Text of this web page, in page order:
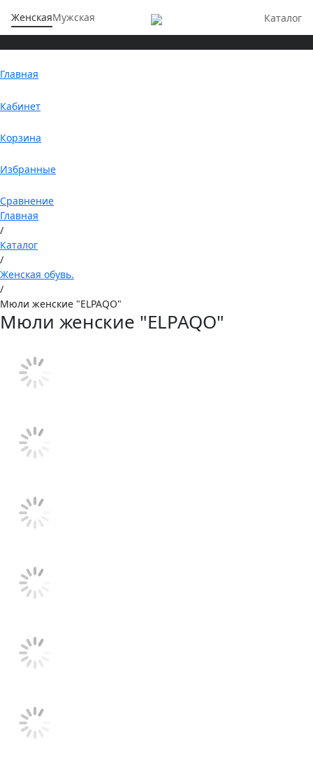
ЖенскаяМужская Каталог
Главная
Кабинет
Корзина
Избранные
Сравнение
Главная
/
Каталог
/
Женская обувь.
/
Мюли женские "ELPAQO"
Мюли женские "ELPAQO"